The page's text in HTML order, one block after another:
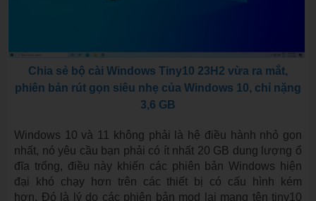
Chia sẻ bộ cài Windows Tiny10 23H2 vừa ra mắt,
phiên bản rút gọn siêu nhẹ của Windows 10, chỉ nặng
3,6 GB
Windows 10 và 11 không phải là hệ điều hành nhỏ gọn
nhất, nó yêu cầu bạn phải có ít nhất 20 GB dung lượng ổ
đĩa trống, điều này khiến các phiên bản Windows hiện
đại khó chạy hơn trên các thiết bị có cấu hình kém
hơn. Đó là lý do các phiên bản mod lại mang tên tiny10